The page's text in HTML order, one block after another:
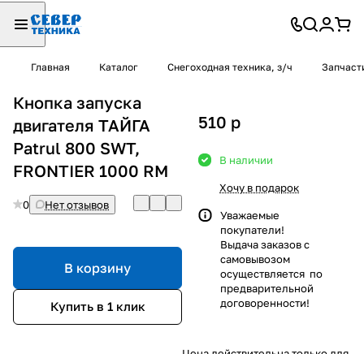
Главная Каталог Снегоходная техника, з/ч
Кнопка запуска
двигателя ТАЙГА
Patrul 800 SWT,
FRONTIER 1000 RM
0 Нет отзывов
В корзину
Купить в 1 клик
510 p
В наличии
Хочу в подарок
Уважаемые
покупатели!
Выдача заказов с
самовывозом
осуществляется по
предварительной
договоренности!